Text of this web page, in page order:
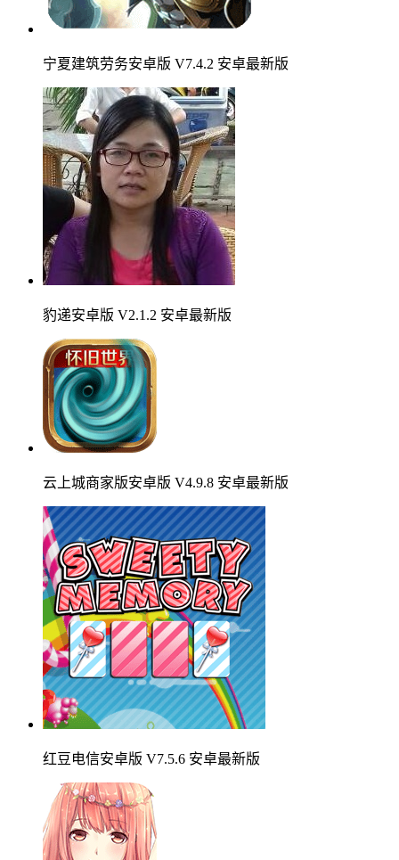
宁夏建筑劳务安卓版 V7.4.2 安卓最新版
豹递安卓版 V2.1.2 安卓最新版
云上城商家版安卓版 V4.9.8 安卓最新版
红豆电信安卓版 V7.5.6 安卓最新版